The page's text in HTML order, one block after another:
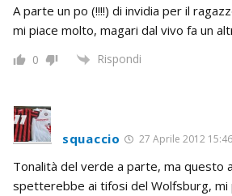
A parte un po (!!!!) di invidia per il
mi piace molto, magari dal vivo fa un
0 Rispondi
squaccio 27 Aprile 2012 15:46
Tonalità del verde a parte, ma questo
spetterebbe ai tifosi del Wolfsburg, mi